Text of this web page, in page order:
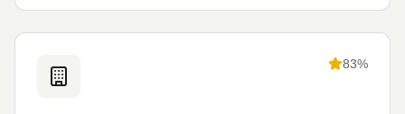
83%